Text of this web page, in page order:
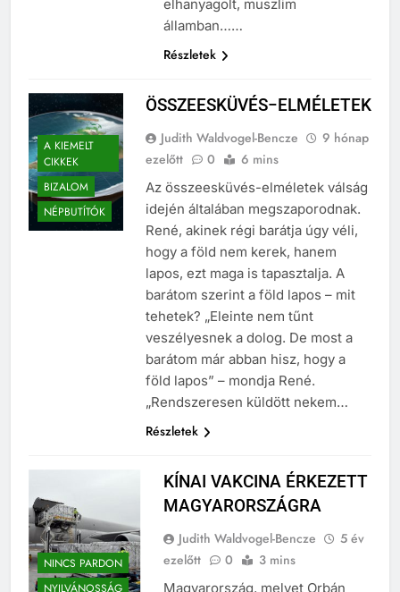
elhanyagolt, muszlim
A KIEMELT
CIKKEK
BIZALOM
NÉPBUTÍTÓK
Judith Waldvogel-Bencze
Az összeesküvés-elméletek válság
idején általában megszaporodnak.
René, akinek régi barátja úgy véli,
hogy a föld nem kerek, hanem
lapos, ezt maga is tapasztalja. A
barátom szerint a föld lapos – mit
tehetek? „Eleinte nem tűnt
veszélyesnek a dolog. De most a
barátom már abban hisz, hogy a
föld lapos” – mondja René.
NINCS PARDON
KÍNAI VAKCINA ÉRKEZETT
Judith Waldvogel-Bencze